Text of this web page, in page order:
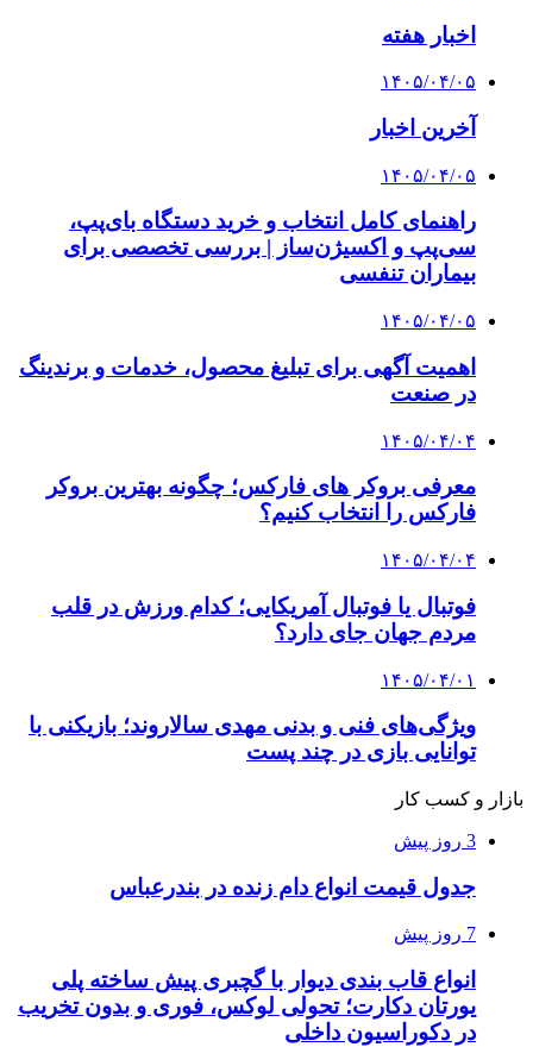
اخبار هفته
۱۴۰۵/۰۴/۰۵
آخرین اخبار
۱۴۰۵/۰۴/۰۵
راهنمای کامل انتخاب و خرید دستگاه بای‌پپ،
سی‌پپ و اکسیژن‌ساز | بررسی تخصصی برای
بیماران تنفسی
۱۴۰۵/۰۴/۰۵
اهمیت آگهی برای تبلیغ محصول، خدمات و برندینگ
در صنعت
۱۴۰۵/۰۴/۰۴
معرفی بروکر های فارکس؛ چگونه بهترین بروکر
فارکس را انتخاب کنیم؟
۱۴۰۵/۰۴/۰۴
فوتبال یا فوتبال آمریکایی؛ کدام ورزش در قلب
مردم جهان جای دارد؟
۱۴۰۵/۰۴/۰۱
ویژگی‌های فنی و بدنی مهدی سالاروند؛ بازیکنی با
توانایی بازی در چند پست
بازار و کسب کار
3 روز پیش
جدول قیمت انواع دام زنده در بندرعباس
7 روز پیش
انواع قاب بندی دیوار با گچبری پیش ساخته پلی
یورتان دکارت؛ تحولی لوکس، فوری و بدون تخریب
در دکوراسیون داخلی